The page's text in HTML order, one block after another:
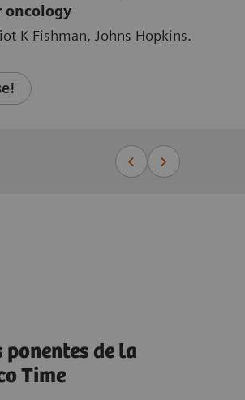
oncology
K Fishman, Johns Hopkins.
ponentes de la
Time